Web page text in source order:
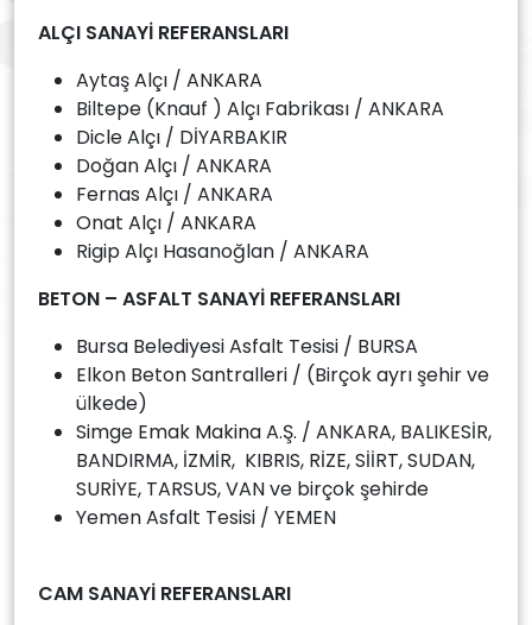
ALÇI SANAYİ REFERANSLARI
Aytaş Alçı / ANKARA
Biltepe (Knauf ) Alçı Fabrikası / ANKARA
Dicle Alçı / DİYARBAKIR
Doğan Alçı / ANKARA
Fernas Alçı / ANKARA
Onat Alçı / ANKARA
Rigip Alçı Hasanoğlan / ANKARA
BETON – ASFALT SANAYİ REFERANSLARI
Bursa Belediyesi Asfalt Tesisi / BURSA
Elkon Beton Santralleri / (Birçok ayrı şehir ve
ülkede)
Simge Emak Makina A.Ş. / ANKARA, BALIKESİR,
BANDIRMA, İZMİR, KIBRIS, RİZE, SİİRT, SUDAN,
SURİYE, TARSUS, VAN ve birçok şehirde
Yemen Asfalt Tesisi / YEMEN
CAM SANAYİ REFERANSLARI